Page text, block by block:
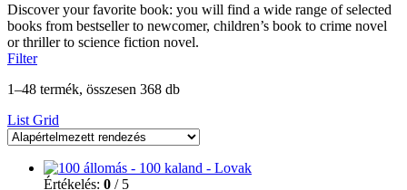
Discover your favorite book: you will find a wide range of selected
books from bestseller to newcomer, children’s book to crime novel
or thriller to science fiction novel.
Filter
1–48 termék, összesen 368 db
List Grid
Értékelés: 0 / 5